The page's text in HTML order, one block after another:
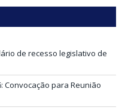
de recesso legislativo de
Convocação para Reunião